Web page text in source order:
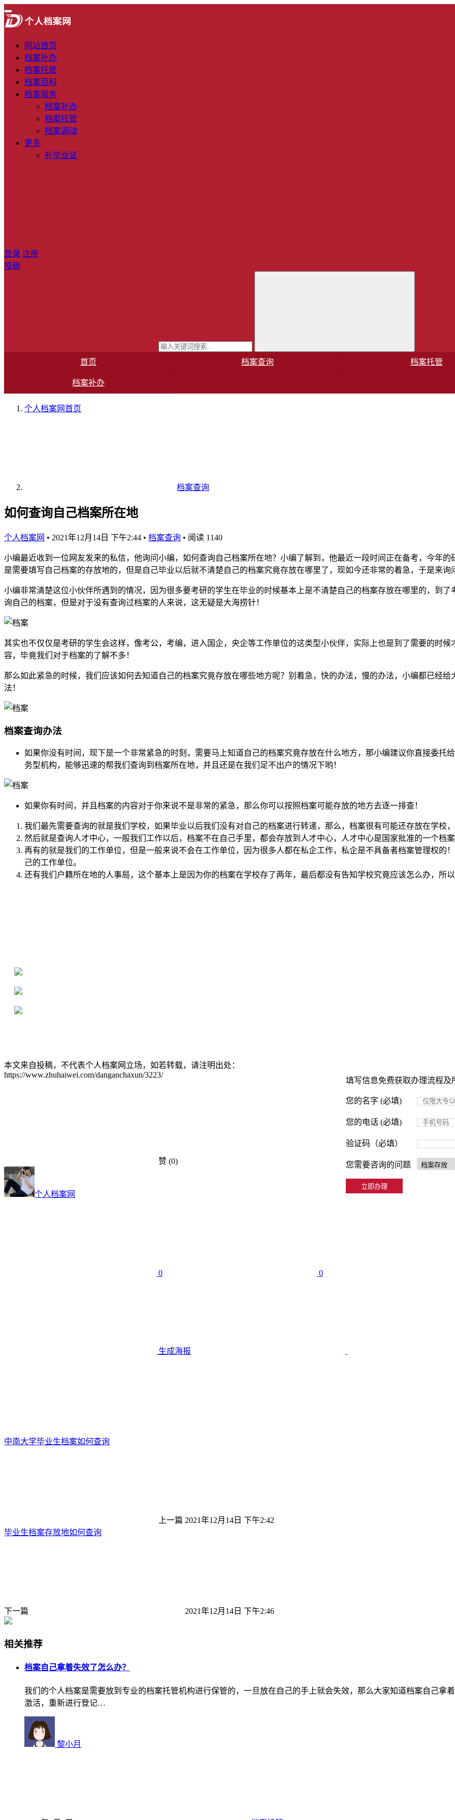
网站首页
档案补办
档案托管
档案百科
档案服务
档案补办
档案托管
档案调动
更多
补毕业证
登录 注册
投稿
首页 档案查询 档案托管
档案补办
个人档案网首页
档案查询
如何查询自己档案所在地
个人档案网 • 2021年12月14日 下午2:44 • 档案查询 • 阅读 1140
小编最近收到一位网友发来的私信，他询问小编，如何查询自己档案所在地？小编了解到，他最近一段时间正在备考，今年
是需要填写自己档案的存放地的，但是自己毕业以后就不清楚自己的档案究竟存放在哪里了，现如今还非常的着急，于是来询
小编非常清楚这位小伙伴所遇到的情况，因为很多要考研的学生在毕业的时候基本上是不清楚自己的档案存放在哪里的，到
询自己的档案，但是对于没有查询过档案的人来说，这无疑是大海捞针！
其实也不仅仅是考研的学生会这样，像考公，考编，进入国企，央企等工作单位的这类型小伙伴，实际上也是到了需要的时
容，毕竟我们对于档案的了解不多！
那么如此紧急的时候，我们应该如何去知道自己的档案究竟存放在哪些地方呢？别着急，快的办法，慢的办法，小编都已经
法！
档案查询办法
如果你没有时间，现下是一个非常紧急的时刻，需要马上知道自己的档案究竟存放在什么地方，那小编建议你直接委托
务型机构，能够迅速的帮我们查询到档案所在地，并且还是在我们足不出户的情况下哟！
如果你有时间，并且档案的内容对于你来说不是非常的紧急，那么你可以按照档案可能存放的地方去逐一排查！
我们最先需要查询的就是我们学校，如果毕业以后我们没有对自己的档案进行转递，那么，档案很有可能还存放在学校
然后就是查询人才中心，一般我们工作以后，档案不在自己手里，都会存放到人才中心，人才中心是国家批准的一个档
再有的就是我们的工作单位，但是一般来说不会在工作单位，因为很多人都在私企工作，私企是不具备者档案管理权的
己的工作单位。
还有我们户籍所在地的人事局，这个基本上是因为你的档案在学校存了两年，最后都没有告知学校究竟应该怎么办，所
填写信息免费获取办理流程及
您的名字 (必填)
您的电话 (必填)
验证码（必填）
您需要咨询的问题
本文来自投稿，不代表个人档案网立场，如若转载，请注明出处：
https://www.zhuhaiwei.com/danganchaxun/3223/
赞 (0)
个人档案网
0 0
生成海报
中南大学毕业生档案如何查询
上一篇 2021年12月14日 下午2:42
毕业生档案存放地如何查询
下一篇 2021年12月14日 下午2:46
相关推荐
档案自己拿着失效了怎么办？
我们的个人档案是需要放到专业的档案托管机构进行保管的，一旦放在自己的手上就会失效，那么大家知道档案自己拿
激活，重新进行登记…
黎小月